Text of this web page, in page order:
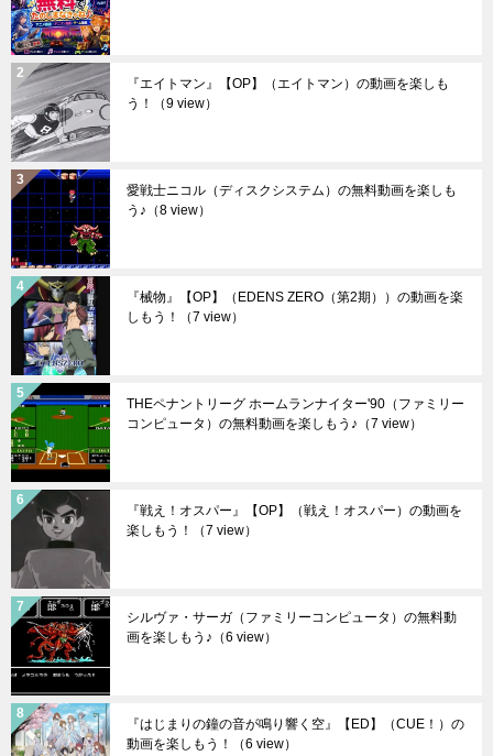
『エイトマン』【OP】（エイトマン）の動画を楽しも
う！
（9 view）
愛戦士ニコル（ディスクシステム）の無料動画を楽しも
う♪ （8 view）
『械物』【OP】（EDENS ZERO（第2期））の動画を楽
しもう！
（7 view）
THEペナントリーグ ホームランナイター'90（ファミリー
コンピュータ）の無料動画を楽しもう♪ （7 view）
『戦え！オスパー』【OP】（戦え！オスパー）の動画を
楽しもう！
（7 view）
シルヴァ・サーガ（ファミリーコンピュータ）の無料動
画を楽しもう♪ （6 view）
『はじまりの鐘の音が鳴り響く空』【ED】（CUE！）の
動画を楽しもう！
（6 view）